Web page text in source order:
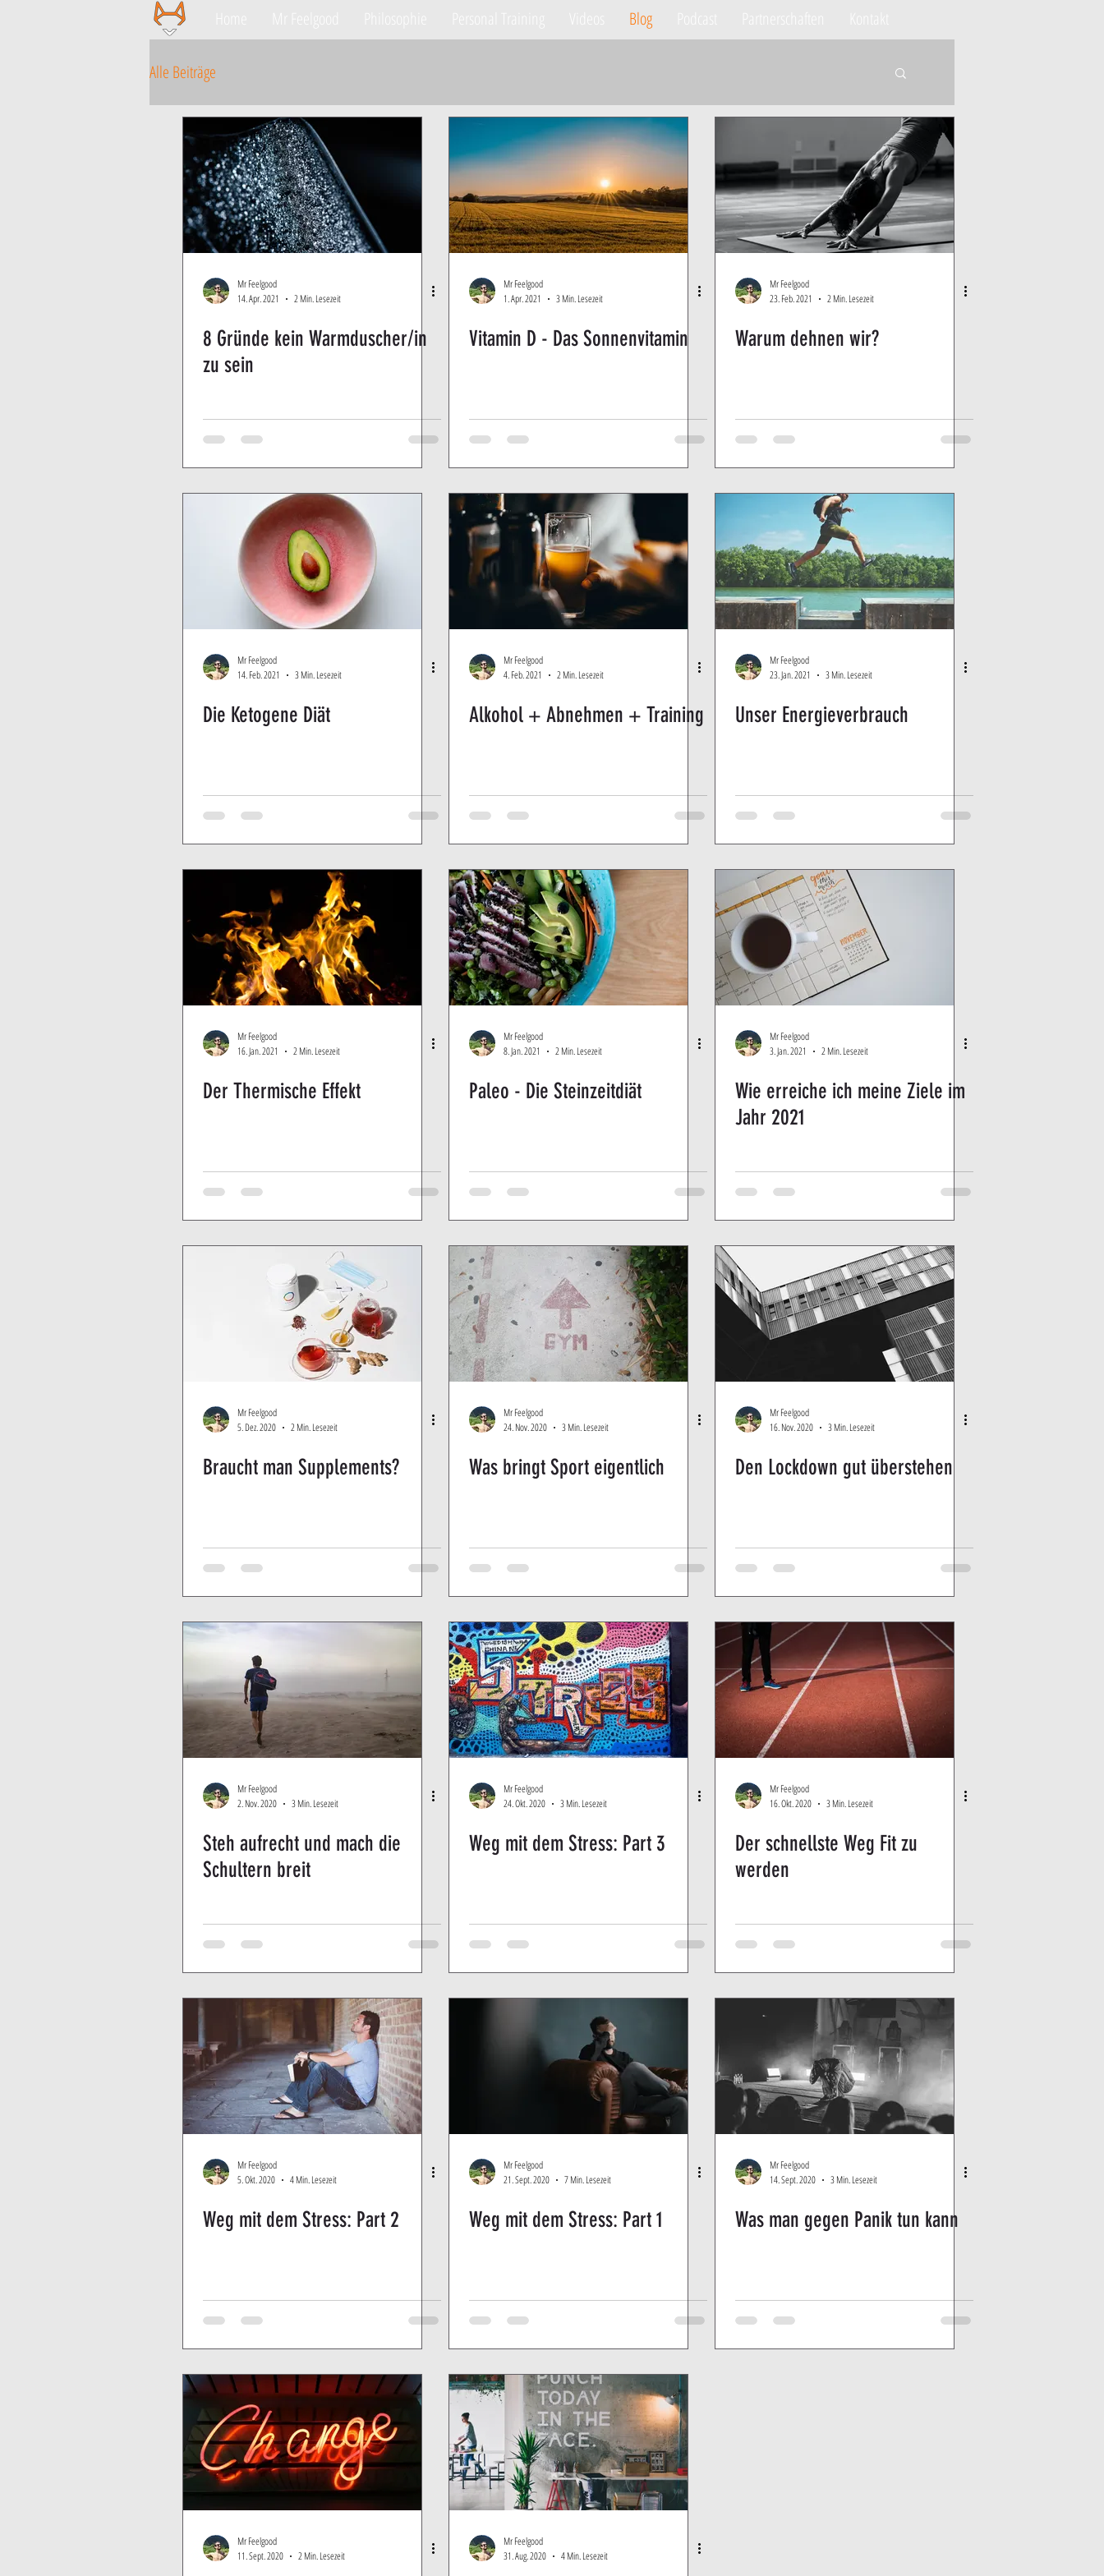
Blog
Alle Beiträge
Mr Feelgood
14. Apr. 2021
2 Min. Lesezeit
8 Gründe kein Warmduscher/in
zu sein
Mr Feelgood
1. Apr. 2021
3 Min. Lesezeit
Vitamin D - Das Sonnenvitamin
Mr Feelgood
23. Feb. 2021
2 Min. Lesezeit
Warum dehnen wir?
Mr Feelgood
14. Feb. 2021
3 Min. Lesezeit
Die Ketogene Diät
Mr Feelgood
4. Feb. 2021
2 Min. Lesezeit
Alkohol + Abnehmen + Training
Mr Feelgood
23. Jan. 2021
3 Min. Lesezeit
Unser Energieverbrauch
Mr Feelgood
16. Jan. 2021
2 Min. Lesezeit
Der Thermische Effekt
Mr Feelgood
8. Jan. 2021
2 Min. Lesezeit
Paleo - Die Steinzeitdiät
Mr Feelgood
3. Jan. 2021
2 Min. Lesezeit
Wie erreiche ich meine Ziele im
Jahr 2021
Mr Feelgood
5. Dez. 2020
2 Min. Lesezeit
Braucht man Supplements?
Mr Feelgood
24. Nov. 2020
3 Min. Lesezeit
Was bringt Sport eigentlich
Mr Feelgood
16. Nov. 2020
3 Min. Lesezeit
Den Lockdown gut überstehen
Mr Feelgood
2. Nov. 2020
3 Min. Lesezeit
Steh aufrecht und mach die
Schultern breit
Mr Feelgood
24. Okt. 2020
3 Min. Lesezeit
Weg mit dem Stress: Part 3
Mr Feelgood
16. Okt. 2020
3 Min. Lesezeit
Der schnellste Weg Fit zu
werden
Mr Feelgood
5. Okt. 2020
4 Min. Lesezeit
Weg mit dem Stress: Part 2
Mr Feelgood
21. Sept. 2020
7 Min. Lesezeit
Weg mit dem Stress: Part 1
Mr Feelgood
14. Sept. 2020
3 Min. Lesezeit
Was man gegen Panik tun kann
Mr Feelgood
11. Sept. 2020
2 Min. Lesezeit
Mr Feelgood
31. Aug. 2020
4 Min. Lesezeit